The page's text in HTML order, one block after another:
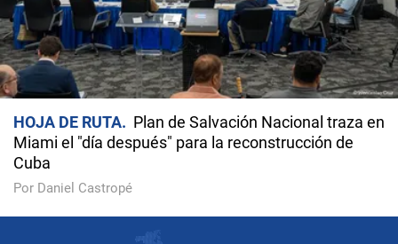
HOJA DE RUTA
Plan de Salvación Nacional traza en
Miami el "día después" para la reconstrucción de
Cuba
Por Daniel Castropé